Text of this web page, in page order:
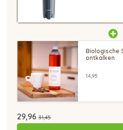
Biologische
ontkalken
14,95
29,96 31,45